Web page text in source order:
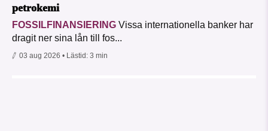
petrokemi
FOSSILFINANSIERING Vissa internationella banker har
dragit ner sina lån till fos...
03 aug 2026 • Lästid: 3 min